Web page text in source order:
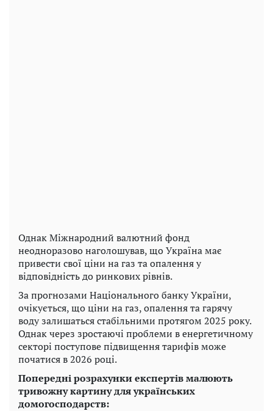
Однак Міжнародний валютний фонд
неодноразово наголошував, що Україна має
привести свої ціни на газ та опалення у
відповідність до ринкових рівнів.
За прогнозами Національного банку України,
очікується, що ціни на газ, опалення та гарячу
воду залишаться стабільними протягом 2025 року.
Однак через зростаючі проблеми в енергетичному
секторі поступове підвищення тарифів може
початися в 2026 році.
Попередні розрахунки експертів малюють
тривожну картину для українських
домогосподарств: